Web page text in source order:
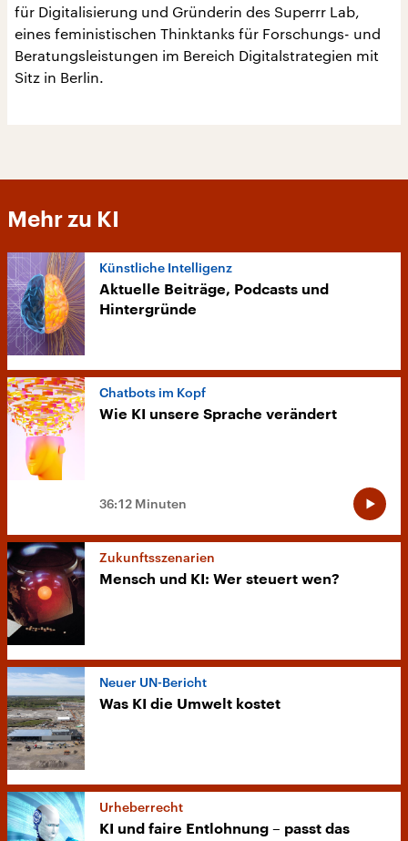
für Digitalisierung und Gründerin des Superrr Lab,
eines feministischen Thinktanks für Forschungs- und
Beratungsleistungen im Bereich Digitalstrategien mit
Sitz in Berlin.
Mehr zu KI
Künstliche Intelligenz
Aktuelle Beiträge, Podcasts und
Hintergründe
Chatbots im Kopf
Wie KI unsere Sprache verändert
36:12 Minuten
Zukunftsszenarien
Mensch und KI: Wer steuert wen?
Neuer UN-Bericht
Was KI die Umwelt kostet
Urheberrecht
KI und faire Entlohnung – passt das